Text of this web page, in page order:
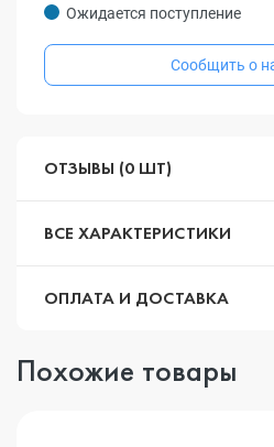
Ожидается поступление
Сообщить о
ОТЗЫВЫ (0 ШТ)
ВСЕ ХАРАКТЕРИСТИКИ
ОПЛАТА И ДОСТАВКА
Похожие товары